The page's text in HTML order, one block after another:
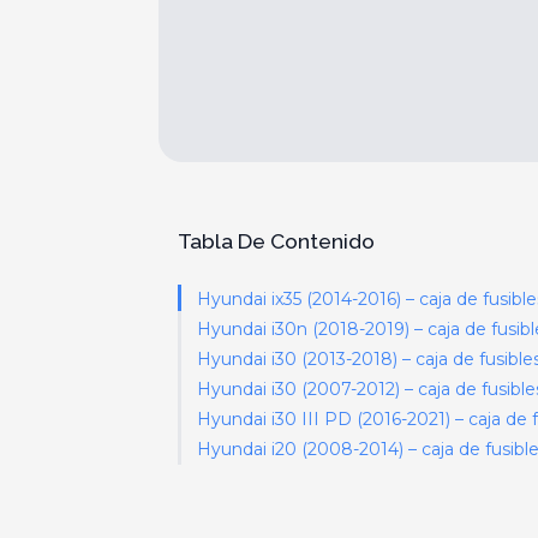
Tabla De Contenido
Hyundai ix35 (2014-2016) – caja de
Hyundai i30n (2018-2019) – caja de
Hyundai i30 (2013-2018) – caja de
Hyundai i30 (2007-2012) – caja de
Hyundai i30 III PD (2016-2021) – caja de
Hyundai i20 (2008-2014) – caja de